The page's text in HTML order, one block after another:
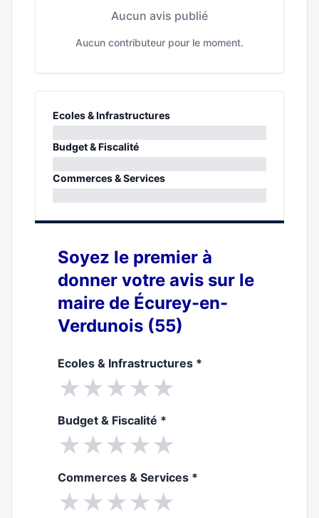
Aucun avis publié
Aucun contributeur pour le moment.
Ecoles & Infrastructures
0%
Budget & Fiscalité
0%
Commerces & Services
Soyez le premier à
donner votre avis sur le
maire de Écurey-en-
Verdunois (55)
Ecoles & Infrastructures *
★★★★★
Budget & Fiscalité *
★★★★★
Commerces & Services *
★★★★★